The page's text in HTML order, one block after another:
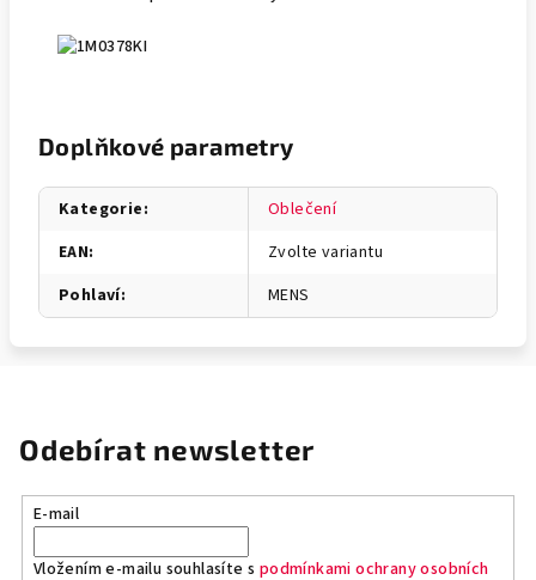
Doplňkové parametry
Kategorie:
Oblečení
EAN:
Zvolte variantu
Pohlaví: MENS
Odebírat newsletter
E-mail
Vložením e-mailu souhlasíte s podmínkami ochrany osobních